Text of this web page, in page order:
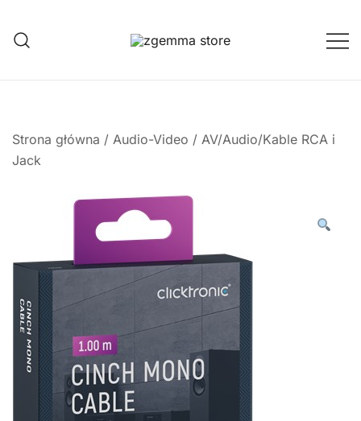
treści
Strona główna / Audio-Video / AV/Audio/Kable RCA i
Jack